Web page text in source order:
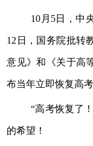
10月5日，中
12日，国务院批转
意见》和《关于高
布当年立即恢复高考
“高考恢复了
的希望！